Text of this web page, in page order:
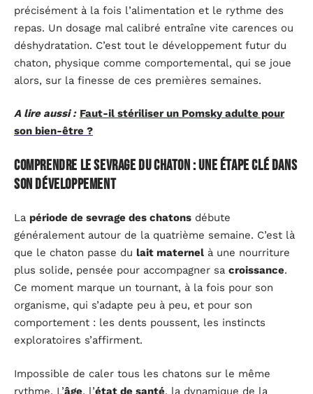
précisément à la fois l’alimentation et le rythme des
repas. Un dosage mal calibré entraîne vite carences ou
déshydratation. C’est tout le développement futur du
chaton, physique comme comportemental, qui se joue
alors, sur la finesse de ces premières semaines.
A lire aussi : Faut-il stériliser un Pomsky adulte pour
son bien-être ?
Comprendre le sevrage du chaton : une étape clé dans
son développement
La période de sevrage des chatons débute
généralement autour de la quatrième semaine. C’est là
que le chaton passe du lait maternel à une nourriture
plus solide, pensée pour accompagner sa croissance.
Ce moment marque un tournant, à la fois pour son
organisme, qui s’adapte peu à peu, et pour son
comportement : les dents poussent, les instincts
exploratoires s’affirment.
Impossible de caler tous les chatons sur le même
rythme. L’âge, l’état de santé, la dynamique de la